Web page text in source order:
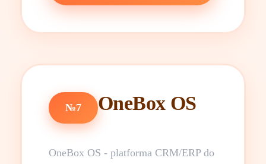
№7 OneBox OS
OneBox OS - platforma CRM/ERP do